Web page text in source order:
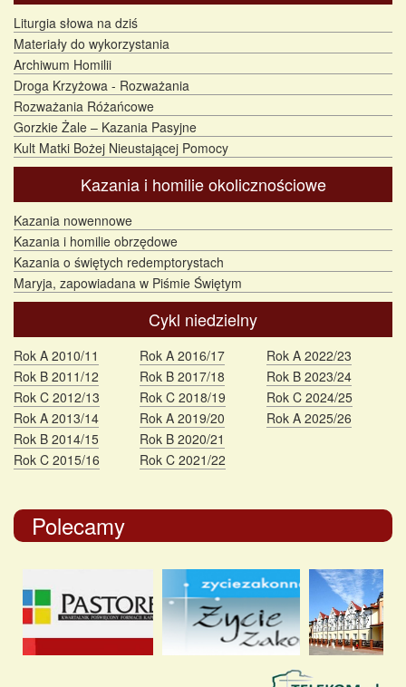
Liturgia słowa na dziś
Materiały do wykorzystania
Archiwum Homilii
Droga Krzyżowa - Rozważania
Rozważania Różańcowe
Gorzkie Żale – Kazania Pasyjne
Kult Matki Bożej Nieustającej Pomocy
Kazania i homilie okolicznościowe
Kazania nowennowe
Kazania i homilie obrzędowe
Kazania o świętych redemptorystach
Maryja, zapowiadana w Piśmie Świętym
Cykl niedzielny
Rok A 2010/11
Rok B 2011/12
Rok C 2012/13
Rok A 2013/14
Rok B 2014/15
Rok C 2015/16
Rok A 2016/17
Rok B 2017/18
Rok C 2018/19
Rok A 2019/20
Rok B 2020/21
Rok C 2021/22
Rok A 2022/23
Rok B 2023/24
Rok C 2024/25
Rok A 2025/26
Polecamy